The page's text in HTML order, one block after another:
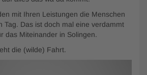
mit Ihren Leistungen die Menschen
Tag. Das ist doch mal eine verdammt
das Miteinander in Solingen.
die (wilde) Fahrt.